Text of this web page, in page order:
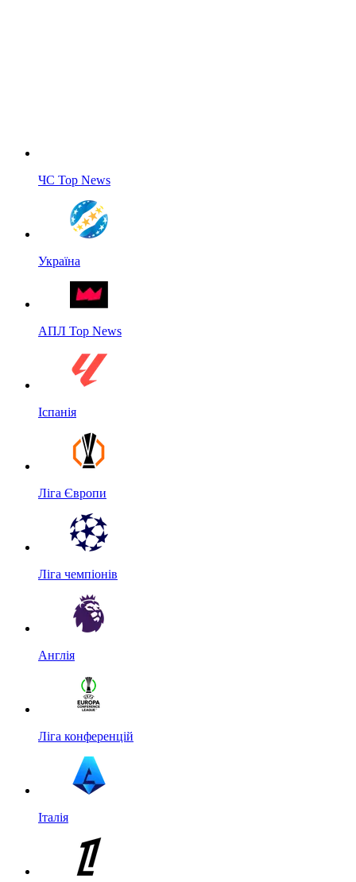
ЧС Top News
Україна
АПЛ Top News
Іспанія
Ліга Європи
Ліга чемпіонів
Англія
Ліга конференцій
Італія